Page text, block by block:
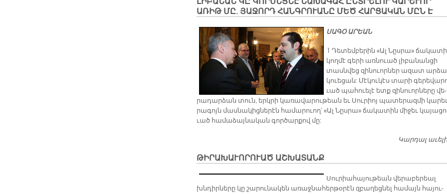
ԱՌԻԹ ՄԸ. ՅԱՋՈՐԴ ՀԱՆԳՐՈՒԱՆԸ ՄԵԾ ՀԱՐՑԱԿԱՆ ՄԸՆ Է
ՍԱԳՕ ԱՐԵԱՆ
1 Դե­տեմ­բե­րին «Ալ Նըս­րա»
կող­մէ գե­րի առ­նո­ւած լի­բա­նան­ցի
տասն­վեց զի­նո­ւոր­ներ ա­զատ
կուե­ցան: Մէ­կու­կէս տա­րի
ւած պա­հո­ւե­լէ ետք զի­նո­ւոր­նե­րը վե­
րադար­ձան տուն, երկ­րի կա­ռա­վա­րու­թեան եւ Սու­րիոյ պա­տե­րազ­մի
րա­գոյն մաս­նա­կից­նե­րէն հա­մա­րո­ւող՝ «Ալ Նըս­րա» ճա­կա­տին մի­ջեւ
ւած հա­մա­ձայ­նա­կան գոր­ծար­քով մը:
Կարդալ
ԹԻՐԱԽԱՒՈՐՈՒԱԾ ԱՇԽԱՏԱՆՔ
Սու­րիա­հա­յու­թեան վե­րա­բե­րեալ
խնդիր­նե­րը կը շա­րու­նա­կեն ա­ռաջ­նա­հեր­թօ­րէն զբա­ղեց­նել հա­մայն հա­յու­